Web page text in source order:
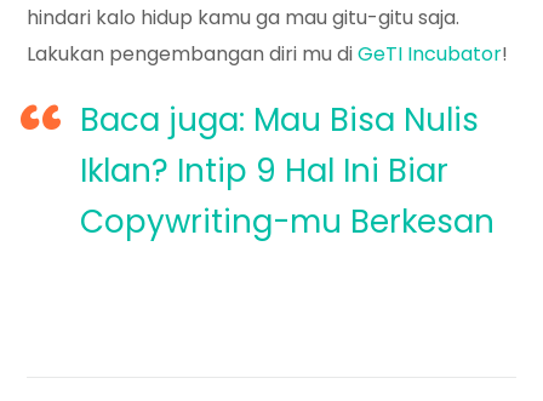
hindari kalo hidup kamu ga mau gitu-gitu saja.
Lakukan pengembangan diri mu diGeTI Incubator!
Baca juga: Mau Bisa Nulis
Iklan? Intip 9 Hal Ini Biar
Copywriting-mu Berkesan